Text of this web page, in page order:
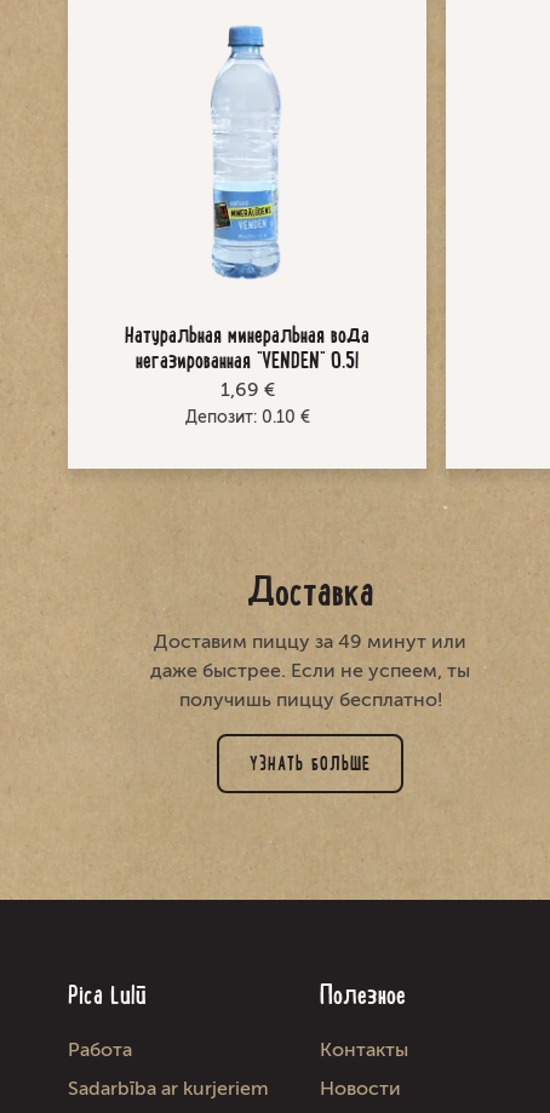
Натуральная минеральная вода
негазированная "VENDEN" 0,5l
1,69 €
Депозит: 0.10 €
Доставка
Доставим пиццу за 49 минут или
даже быстрее. Если не успеем, ты
получишь пиццу бесплатно!
УЗНАТЬ БОЛЬШЕ
Pica Lulū
Работа
Sadarbība ar kurjeriem
Полезное
Kонтакты
Новости